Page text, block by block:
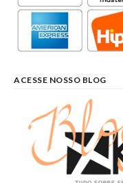
ACESSE NOSSO BLOG